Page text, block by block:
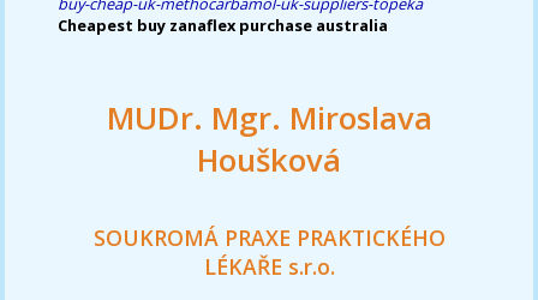
Cheapest buy zanaflex purchase australia
MUDr. Mgr. Miroslava
Houšková
SOUKROMÁ PRAXE PRAKTICKÉHO
LÉKAŘE s.r.o.